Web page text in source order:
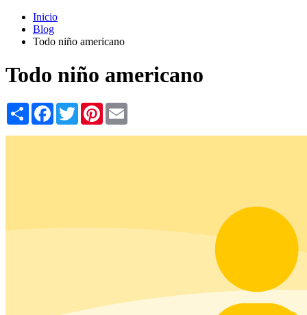
Inicio
Blog
Todo niño americano
Todo niño americano
Share Facebook
TwitterPinterest